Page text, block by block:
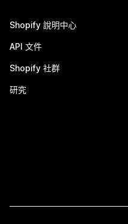
Shopify 說明中心
API 文件
Shopify 社群
研究